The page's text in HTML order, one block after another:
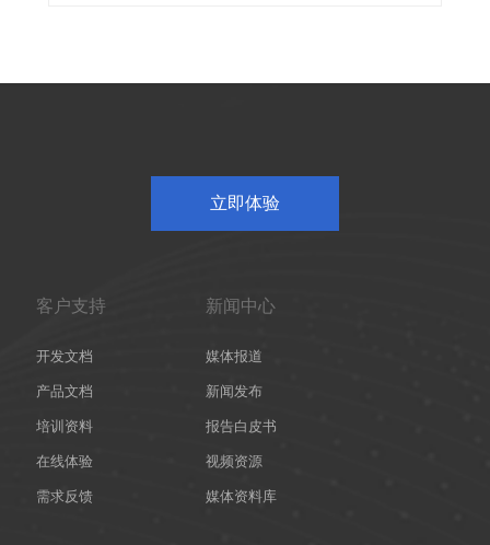
立即体验
客户支持
开发文档
产品文档
培训资料
在线体验
需求反馈
新闻中心
媒体报道
新闻发布
报告白皮书
视频资源
媒体资料库